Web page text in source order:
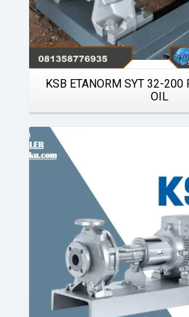
KSB ETANORM SYT 32-200
OIL
Details